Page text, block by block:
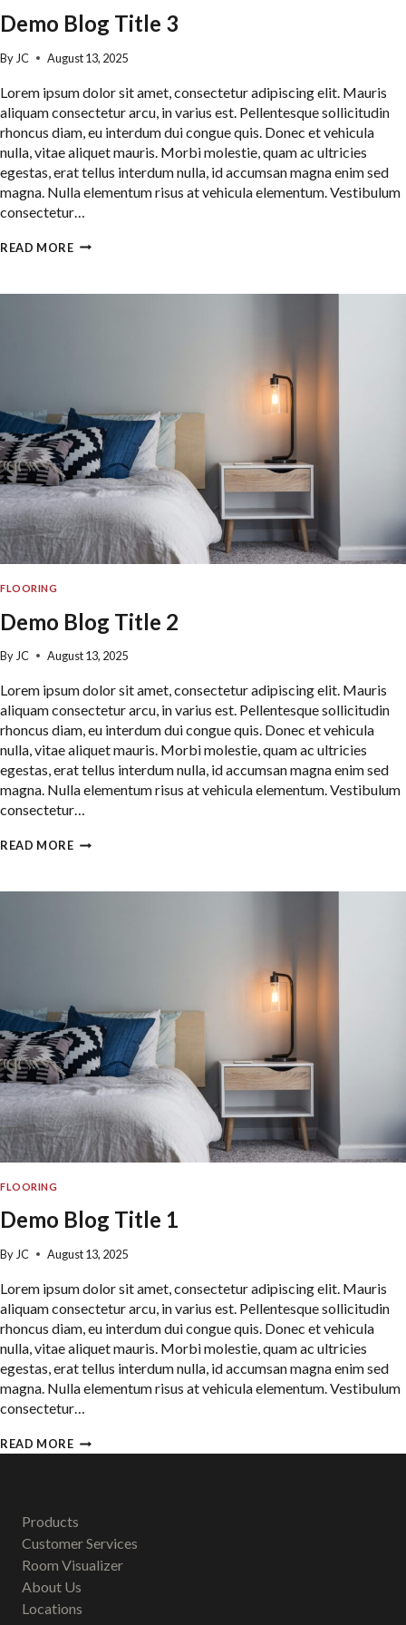
Demo Blog Title 3
By JC August 13, 2025
Lorem ipsum dolor sit amet, consectetur adipiscing elit. Mauris
aliquam consectetur arcu, in varius est. Pellentesque sollicitudin
rhoncus diam, eu interdum dui congue quis. Donec et vehicula
nulla, vitae aliquet mauris. Morbi molestie, quam ac ultricies
egestas, erat tellus interdum nulla, id accumsan magna enim sed
magna. Nulla elementum risus at vehicula elementum. Vestibulum
consectetur…
READ MOREDEMO
FLOORING
Demo Blog Title 2
ByJC August 13, 2025
Lorem ipsum dolor sit amet, consectetur adipiscing elit. Mauris
aliquam consectetur arcu, in varius est. Pellentesque sollicitudin
rhoncus diam, eu interdum dui congue quis. Donec et vehicula
nulla, vitae aliquet mauris. Morbi molestie, quam ac ultricies
egestas, erat tellus interdum nulla, id accumsan magna enim sed
magna. Nulla elementum risus at vehicula elementum. Vestibulum
consectetur…
READ MOREDEMO
FLOORING
Demo Blog Title 1
By JC August 13, 2025
Lorem ipsum dolor sit amet, consectetur adipiscing elit. Mauris
aliquam consectetur arcu, in varius est. Pellentesque sollicitudin
rhoncus diam, eu interdum dui congue quis. Donec et vehicula
nulla, vitae aliquet mauris. Morbi molestie, quam ac ultricies
egestas, erat tellus interdum nulla, id accumsan magna enim sed
magna. Nulla elementum risus at vehicula elementum. Vestibulum
consectetur…
READ MOREDEMO
Products
Customer Services
Room Visualizer
About Us
Locations